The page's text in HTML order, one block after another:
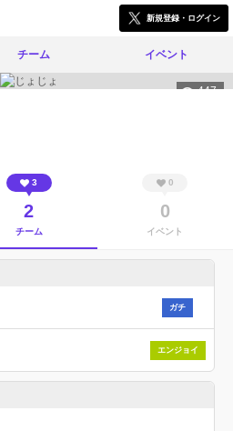
新規登録・ログイン
チーム イベント
447
3
2
チーム
0
0
イベント
ガチ
エンジョイ